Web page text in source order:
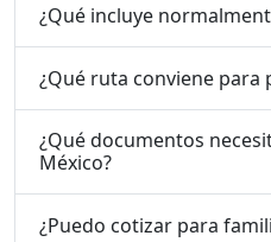
¿Qué incluye
¿Qué ruta conviene para
¿Qué documentos
México?
¿Puedo cotizar para